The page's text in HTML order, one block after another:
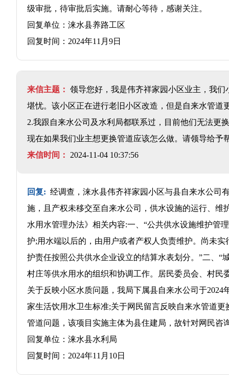
级审批，待审批后实施。请耐心等待，感谢关注。
回复单位：涞水县养路工区
回复时间：2024年11月9日
来信主题： 领导您好，我是伟齐祥家园小区业主，我
堪忧。该小区正在进行老旧小区改造，但是自来水管
2.我跟自来水公司及水利局都联系过，目前他们无法更
现在如果我们业主想更换管道应该怎么做。请领导给予
来信时间：
2024-11-04 10:37:56
回复: 经调查，涞水县伟齐祥家园小区与县自来水公司
施，且产权未移交至自来水公司，供水设施的运行、
水用水管理办法》相关内容:一、“公共供水设施维护管
护;用水端以后的，由用户或者产权人负责维护。尚未
护责任按照公共供水企业设立的结算水表划分。”二、
村庄等供水用水的组织和协调工作。居民委员会、村民
关于反映小区水质问题，我局下属县自来水公司于
家生活饮用水卫生标准;关于网民留言反映自来水管道
管道问题，该项目实施主体为县住建局，故针对网民
回复单位：涞水县水利局
回复时间：2024年11月10日